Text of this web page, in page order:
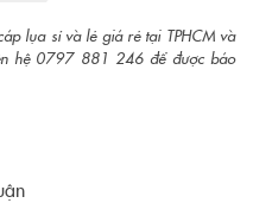
lụa sỉ và lẻ giá rẻ tại TPHCM và
hệ 0797 881 246 để được báo